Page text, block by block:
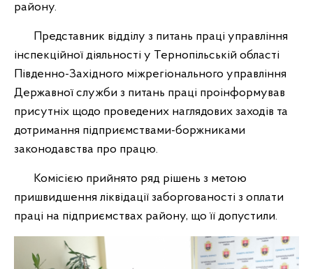
району.
Представник відділу з питань праці управління
інспекційної діяльності у Тернопільській області
Південно-Західного міжрегіонального управління
Державної служби з питань праці проінформував
присутніх щодо проведених наглядових заходів та
дотримання підприємствами-боржниками
законодавства про працю.
Комісією прийнято ряд рішень з метою
пришвидшення ліквідації заборгованості з оплати
праці на підприємствах району, що її допустили.